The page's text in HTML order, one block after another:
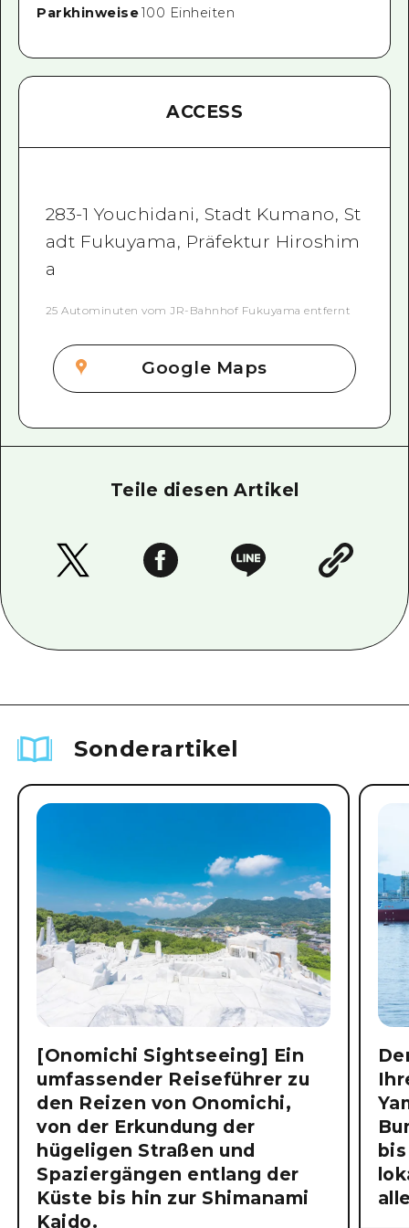
Parkhinweise100 Einheiten
ACCESS
283-1 Youchidani, Stadt Kumano, St
adt Fukuyama, Präfektur Hiroshim
a
25 Autominuten vom JR-Bahnhof Fukuyama entfernt
Google Maps
Teile diesen Artikel
Sonderartikel
[Onomichi Sightseeing] Ein
umfassender Reiseführer zu
den Reizen von Onomichi,
von der Erkundung der
hügeligen Straßen und
Spaziergängen entlang der
Küste bis hin zur Shimanami
Kaido.